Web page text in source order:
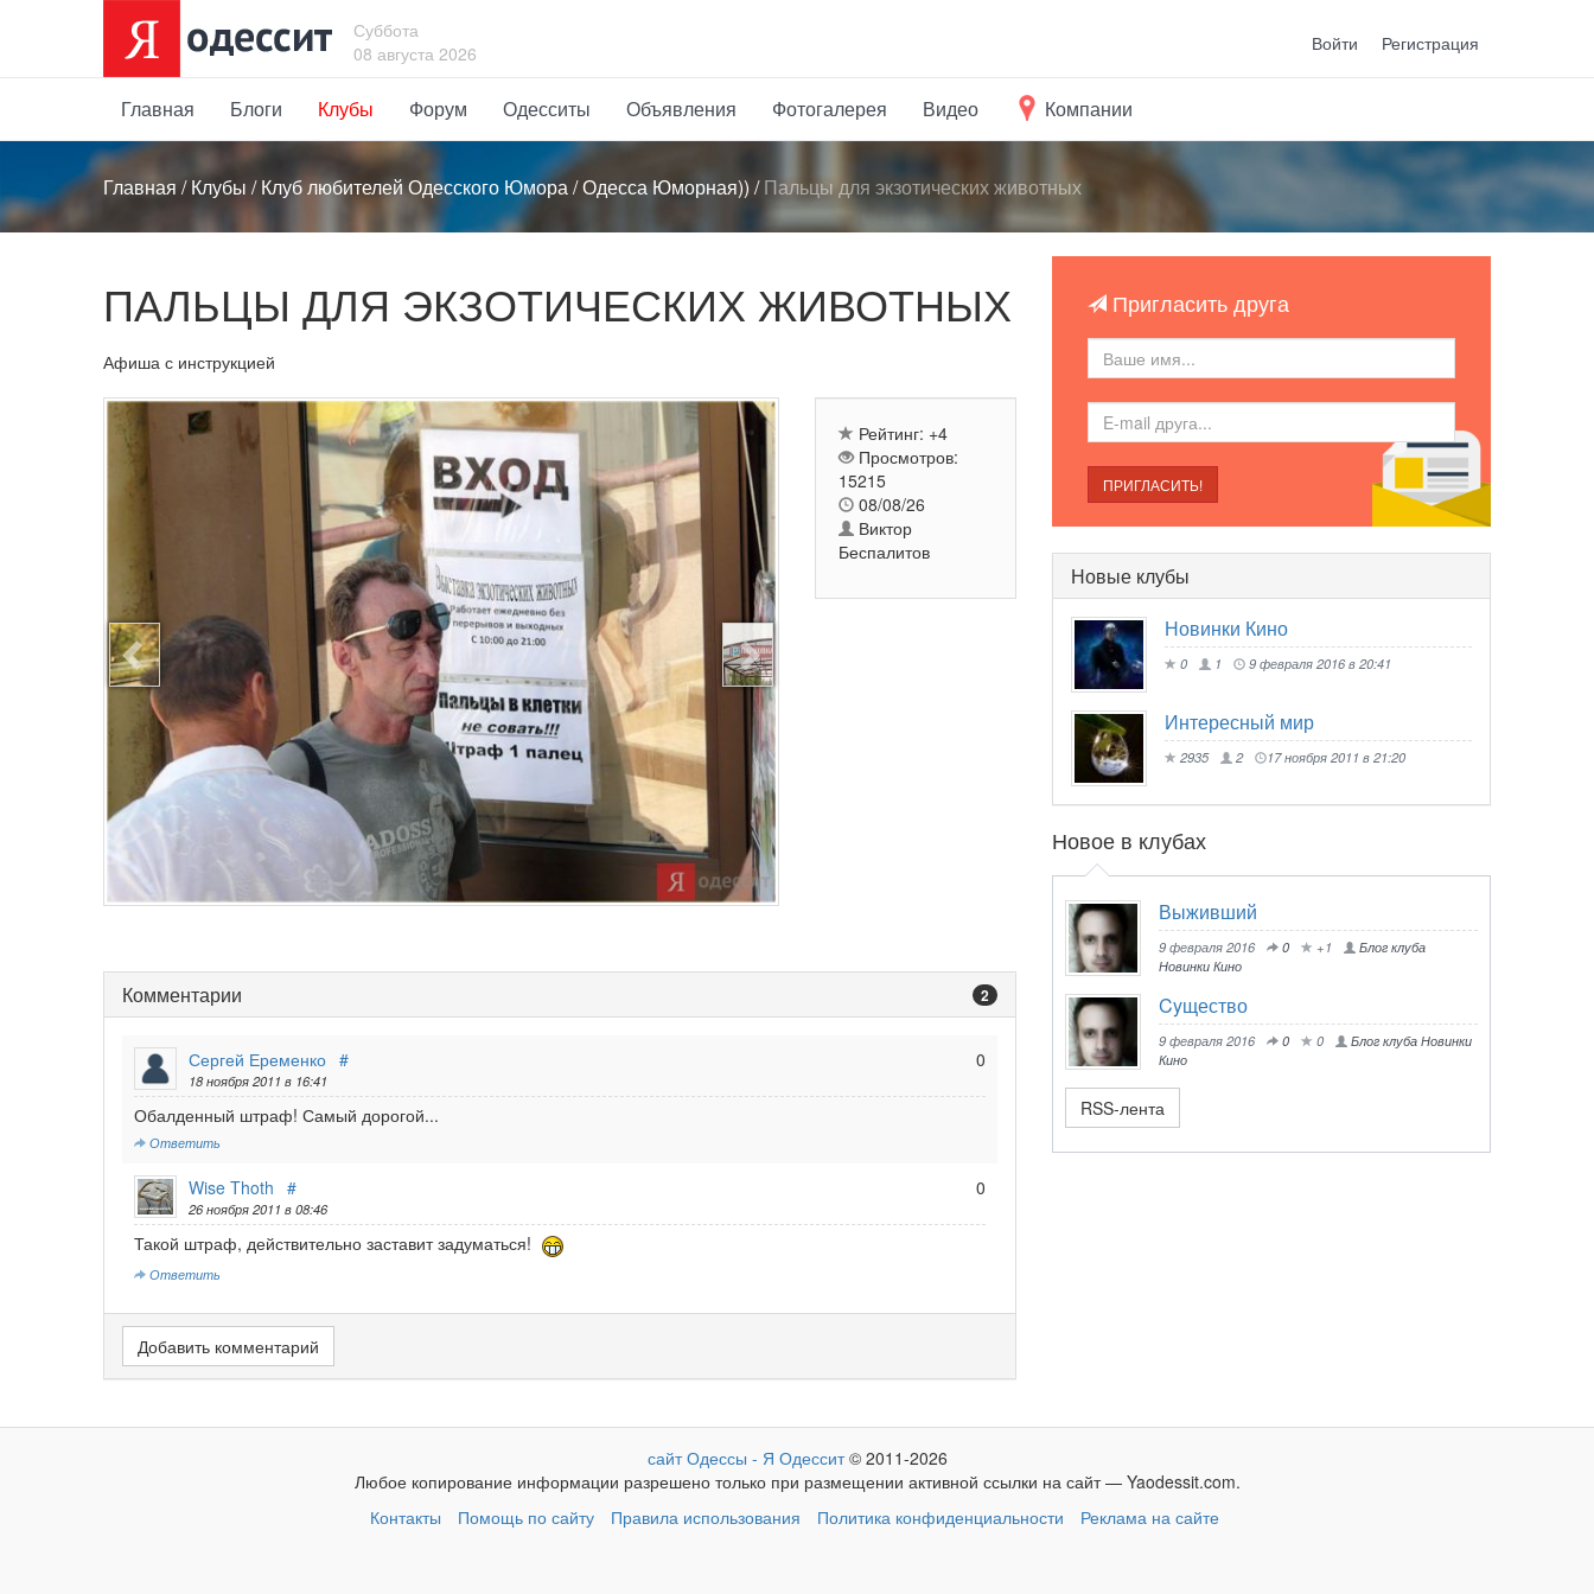
Суббота
08 августа 2026
Войти Регистрация
Главная Блоги Клубы Форум Одесситы Объявления Фотогалерея Видео Компании
Главная /Клубы /Клуб любителей Одесского Юмора/Одесса Юморная)) /Пальцы для экзотических животных
ПАЛЬЦЫ ДЛЯ ЭКЗОТИЧЕСКИХ ЖИВОТНЫХ
Афиша с инструкцией
Рейтинг: +4
Просмотров:
15215
08/08/26
Виктор
Беспалитов
Комментарии 2
0
Сергей Еременко #
18 ноября 2011 в 16:41
Обалденный штраф! Самый дорогой...
Ответить
0
Wise Thoth #
26 ноября 2011 в 08:46
Такой штраф, действительно заставит задуматься!
Ответить
Добавить комментарий
Пригласить друга
ПРИГЛАСИТЬ!
Новые клубы
Новинки Кино
0 1 9 февраля 2016 в 20:41
Интересный мир
2935 2 17 ноября 2011 в 21:20
Новое в клубах
Выживший
9 февраля 2016 0 +1
Блог клуба
Новинки Кино
Cyщество
9 февраля 2016 0 0
Блог клуба Новинки
Кино
RSS-лента
сайт Одессы - Я Одессит© 2011-2026
Любое копирование информации разрешено только при размещении активной ссылки на сайт — Yaodessit.com.
Контакты
Помощь по сайту Правила использования Политика конфиденциальности Реклама на сайте